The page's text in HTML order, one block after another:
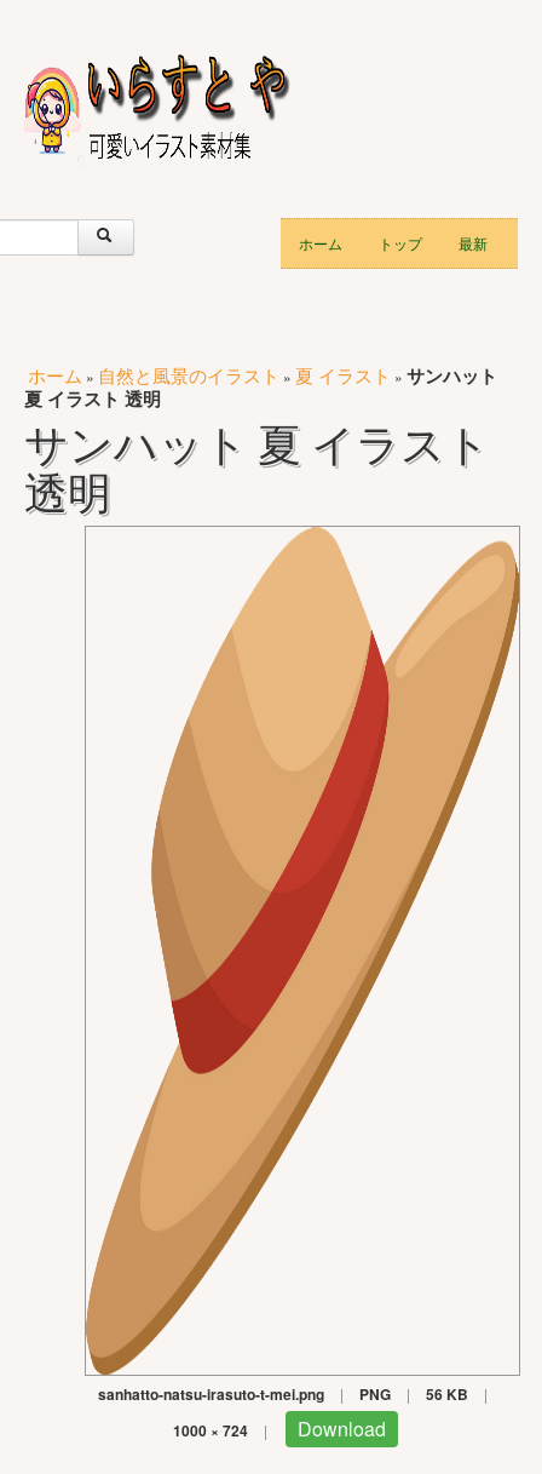
ホーム トップ 最新
ホーム » 自然と風景のイラスト » 夏 イラスト » サンハット
夏 イラスト 透明
サンハット 夏 イラスト
透明
sanhatto-natsu-irasuto-t-mei.png | PNG | 56 KB |
1000 × 724 | Download